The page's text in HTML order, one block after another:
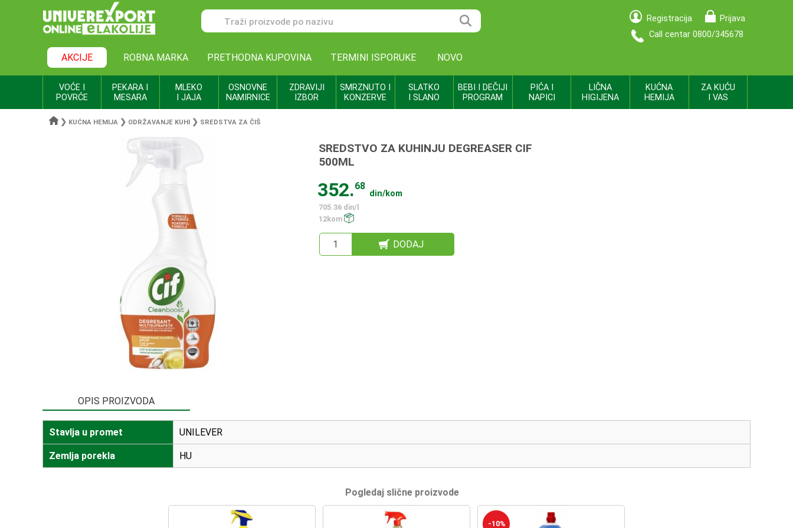
Registracija
Prijava
Call centar 0800/345678
AKCIJE ROBNA MARKA PRETHODNA KUPOVINA TERMINI ISPORUKE NOVO
VOĆE I
POVRĆE
PEKARA I
MESARA
MLEKO
I JAJA
OSNOVNE
NAMIRNICE
ZDRAVIJI
IZBOR
SMRZNUTO I
KONZERVE
SLATKO
I SLANO
BEBI I DEČIJI
PROGRAM
PIĆA I
NAPICI
LIČNA
HIGIJENA
KUĆNA
HEMIJA
ZA KUĆU
I VAS
❯ KUĆNA HEMIJA ❯ ODRŽAVANJE KUHI ❯ SREDSTVA ZA ČIŠ
SREDSTVO ZA KUHINJU DEGREASER CIF
500ML
352.68
din/kom
705.36 din/l
12kom
DODAJ
OPIS PROIZVODA
Stavlja u promet UNILEVER
Zemlja porekla HU
Pogledaj slične proizvode
-10%